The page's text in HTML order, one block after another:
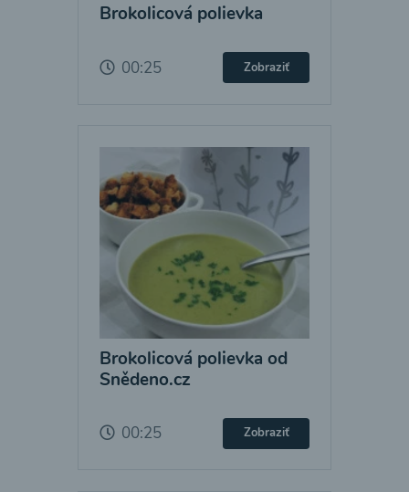
Brokolicová polievka
00:25 Zobraziť
Brokolicová polievka od
Snědeno.cz
00:25 Zobraziť